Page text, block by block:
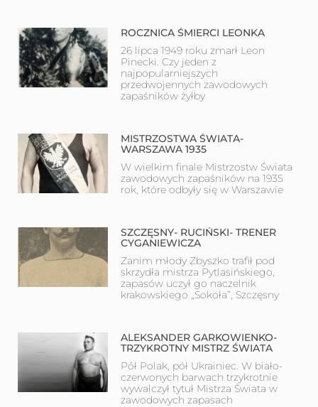
ROCZNICA ŚMIERCI LEONKA
26 lipca 1949 roku zmarł Leon
Pinecki. Czy jeden z
najpopularniejszych
przedwojennych zawodowych
zapaśników żyłby
MISTRZOSTWA ŚWIATA-
WARSZAWA 1935
W wielkim finale Mistrzostw Świata
zawodowych zapaśników na 1935
rok, które odbyły się w Warszawie
SZCZĘSNY- RUCIŃSKI- TRENER
CYGANIEWICZA
Zanim młody Zbyszko trafił pod
skrzydła mistrza Pytlasińskiego,
zapasów uczył go naczelnik
krakowskiego „Sokoła”, Szczęsny
ALEKSANDER GARKOWIENKO-
TRZYKROTNY MISTRZ ŚWIATA
Pół Polak, pół Ukrainiec. W biało-
czerwonych barwach trzykrotnie
wywalczył tytuł Mistrza Świata w
zawodowych zapasach